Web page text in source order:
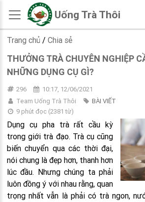
Uống Trà Thôi
Trang chủ / Chia sẻ
THƯỞNG TRÀ CHUYÊN NGHIỆP
NHỮNG DỤNG CỤ GÌ?
296
10:17, 12/06/2021
Team Uống Trà Thôi
BÀI VIẾT
9 phút đọc(2381 từ)
Dụng cụ pha trà rất cầu kỳ
trong giới trà đạo. Trà cụ cũng
biến chuyển qua các thời đại,
nói chung là đẹp hơn, thanh hơn
lúc đầu. Nhưng chúng ta phải
luôn đồng ý với nhau rằng, quan
trọng nhất vẫn là phải có trà ngon,